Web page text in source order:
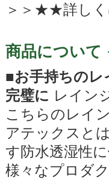
＞＞★★詳しく
商品について
■お手持ちのレ
完璧に レイン
こちらのレイ
アテックスと
す防水透湿性
様々なプロダ